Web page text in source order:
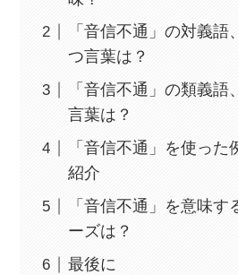
「音信不通」の対義語
つ言葉は？
「音信不通」の類義
言葉は？
「音信不通」を使った
紹介
「音信不通」を意味す
ーズは？
最後に